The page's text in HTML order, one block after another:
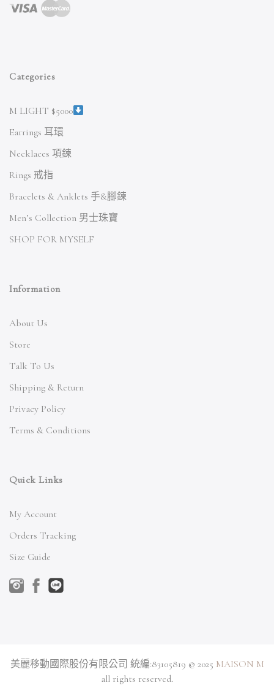
Categories
M LIGHT $5000
Earrings 耳環
Necklaces 項鍊
Rings 戒指
Bracelets & Anklets 手&腳鍊
Men’s Collection 男士珠寶
SHOP FOR MYSELF
Information
About Us
Store
Talk To Us
Shipping & Return
Privacy Policy
Terms & Conditions
Quick Links
My Account
Orders Tracking
Size Guide
美麗移動國際股份有限公司 統編:83105819 © 2025 MAISON M
all rights reserved.